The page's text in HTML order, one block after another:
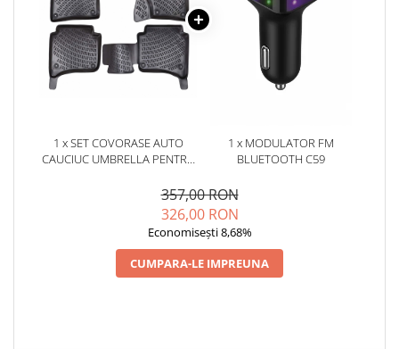
1 x SET COVORASE AUTO
CAUCIUC UMBRELLA PENTRU
1 x MODULATOR FM
BLUETOOTH C59
357,00 RON
326,00 RON
Economisești 8,68%
CUMPARA-LE IMPREUNA